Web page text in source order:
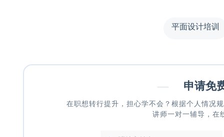
平面设计培训
— 申请免
在职想转行提升，担心学不会？根据个人情况
讲师一对一辅导，在